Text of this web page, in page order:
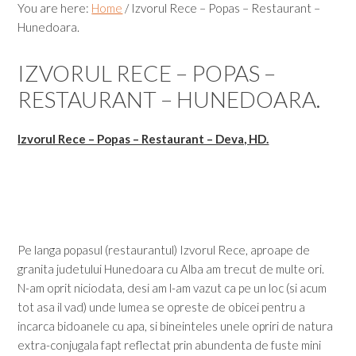
You are here: Home /Izvorul Rece – Popas – Restaurant –
Hunedoara.
IZVORUL RECE – POPAS –
RESTAURANT – HUNEDOARA.
Izvorul Rece – Popas – Restaurant – Deva, HD.
Pe langa popasul (restaurantul) Izvorul Rece, aproape de
granita judetului Hunedoara cu Alba am trecut de multe ori.
N-am oprit niciodata, desi am l-am vazut ca pe un loc (si acum
tot asa il vad) unde lumea se opreste de obicei pentru a
incarca bidoanele cu apa, si bineinteles unele opriri de natura
extra-conjugala fapt reflectat prin abundenta de fuste mini